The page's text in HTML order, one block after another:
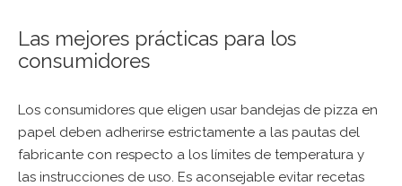
Las mejores prácticas para los
consumidores
Los consumidores que eligen usar bandejas de pizza en
papel deben adherirse estrictamente a las pautas del
fabricante con respecto a los límites de temperatura y
las instrucciones de uso. Es aconsejable evitar recetas